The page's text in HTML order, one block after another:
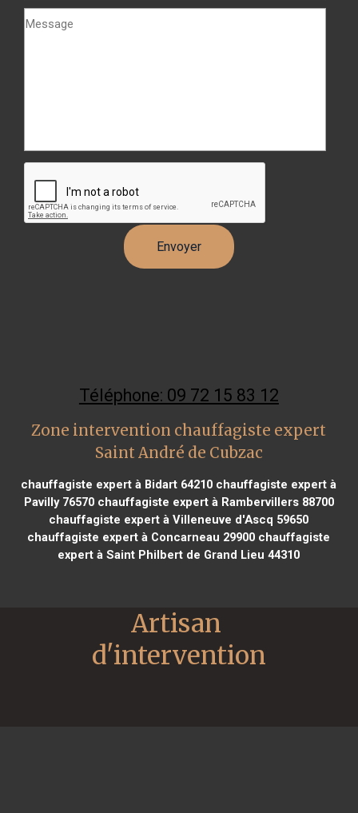
Téléphone: 09 72 15 83 12
Zone intervention chauffagiste expert
Saint André de Cubzac
chauffagiste expert à Bidart 64210 chauffagiste expert à
Pavilly 76570chauffagiste expert à Rambervillers 88700
chauffagiste expert à Villeneuve d'Ascq 59650
chauffagiste expert à Concarneau 29900 chauffagiste
expert à Saint Philbert de Grand Lieu 44310
Artisan
d'intervention